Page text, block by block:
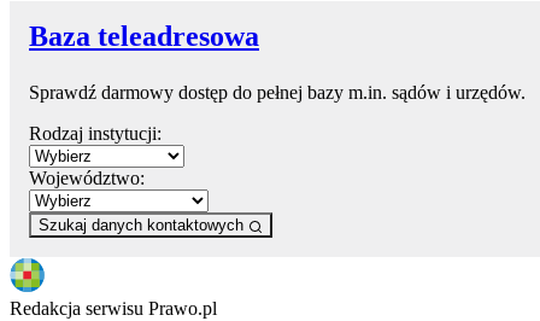
Baza teleadresowa
Sprawdź darmowy dostęp do pełnej bazy m.in. sądów i urzędów.
Rodzaj instytucji:
Województwo:
Szukaj danych kontaktowych
Redakcja serwisu Prawo.pl